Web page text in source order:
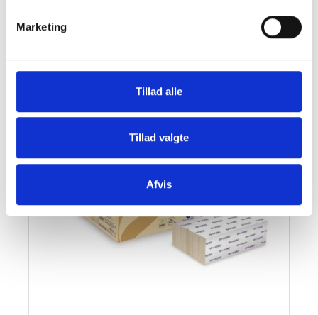
Marketing
Tillad alle
Tillad valgte
Afvis
SE OGSÅ DENNE VARE - PASSER GODT SAMMEN: